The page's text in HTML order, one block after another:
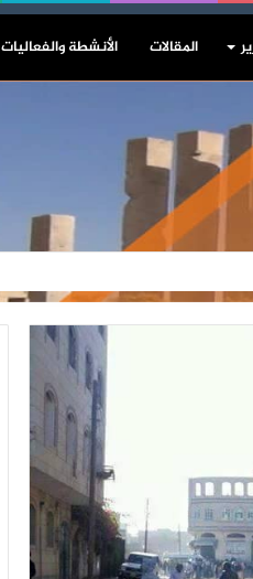
المقالات الأنشطة والفعاليات